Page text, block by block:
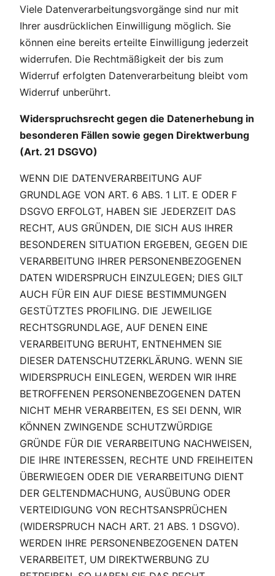
Viele Datenverarbeitungsvorgänge sind nur mit
Ihrer ausdrücklichen Einwilligung möglich. Sie
können eine bereits erteilte Einwilligung jederzeit
widerrufen. Die Rechtmäßigkeit der bis zum
Widerruf erfolgten Datenverarbeitung bleibt vom
Widerruf unberührt.
Widerspruchsrecht gegen die Datenerhebung in
besonderen Fällen sowie gegen Direktwerbung
(Art. 21 DSGVO)
WENN DIE DATENVERARBEITUNG AUF
GRUNDLAGE VON ART. 6 ABS. 1 LIT. E ODER F
DSGVO ERFOLGT, HABEN SIE JEDERZEIT DAS
RECHT, AUS GRÜNDEN, DIE SICH AUS IHRER
BESONDEREN SITUATION ERGEBEN, GEGEN DIE
VERARBEITUNG IHRER PERSONENBEZOGENEN
DATEN WIDERSPRUCH EINZULEGEN; DIES GILT
AUCH FÜR EIN AUF DIESE BESTIMMUNGEN
GESTÜTZTES PROFILING. DIE JEWEILIGE
RECHTSGRUNDLAGE, AUF DENEN EINE
VERARBEITUNG BERUHT, ENTNEHMEN SIE
DIESER DATENSCHUTZERKLÄRUNG. WENN SIE
WIDERSPRUCH EINLEGEN, WERDEN WIR IHRE
BETROFFENEN PERSONENBEZOGENEN DATEN
NICHT MEHR VERARBEITEN, ES SEI DENN, WIR
KÖNNEN ZWINGENDE SCHUTZWÜRDIGE
GRÜNDE FÜR DIE VERARBEITUNG NACHWEISEN,
DIE IHRE INTERESSEN, RECHTE UND FREIHEITEN
ÜBERWIEGEN ODER DIE VERARBEITUNG DIENT
DER GELTENDMACHUNG, AUSÜBUNG ODER
VERTEIDIGUNG VON RECHTSANSPRÜCHEN
(WIDERSPRUCH NACH ART. 21 ABS. 1 DSGVO).
WERDEN IHRE PERSONENBEZOGENEN DATEN
VERARBEITET, UM DIREKTWERBUNG ZU